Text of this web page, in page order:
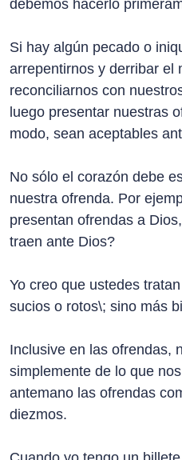
debemos hacerlo
Si hay algún pecado o
arrepentirnos y derribar el
reconciliarnos con
luego presentar nuestras
modo, sean aceptables
No sólo el corazón debe
nuestra ofrenda. Por
presentan ofrendas a
traen ante Dios?
Yo creo que ustedes
sucios o rotos\; sino más
Inclusive en las ofrendas,
simplemente de lo que
antemano las ofrendas
diezmos.